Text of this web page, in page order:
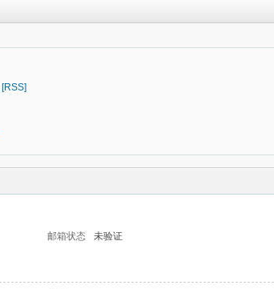
[RSS]
邮箱状态 未验证